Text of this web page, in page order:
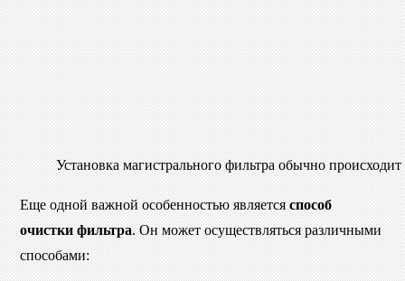
Установка магистрального фильтра обычно происходит
Еще одной важной особенностью являетсяспособ
очистки фильтра. Он может осуществляться различными
способами: